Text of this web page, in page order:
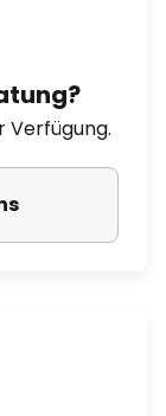
Verfügung.